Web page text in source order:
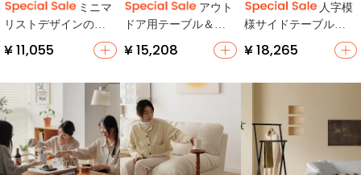
ミニマ
リストデザインのプ
ラスチック製ダイニ
ングチェア【布張
¥ 11,055
アウト
ドア用テーブル＆チ
ェアセット【防水・
庭やバルコニーに最
対応）
¥ 15,208
人字模
様サイドテーブル
【トレー付き・収納
便利・エントランス
¥ 18,265